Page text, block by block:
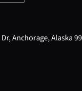
Anchorage, Alaska